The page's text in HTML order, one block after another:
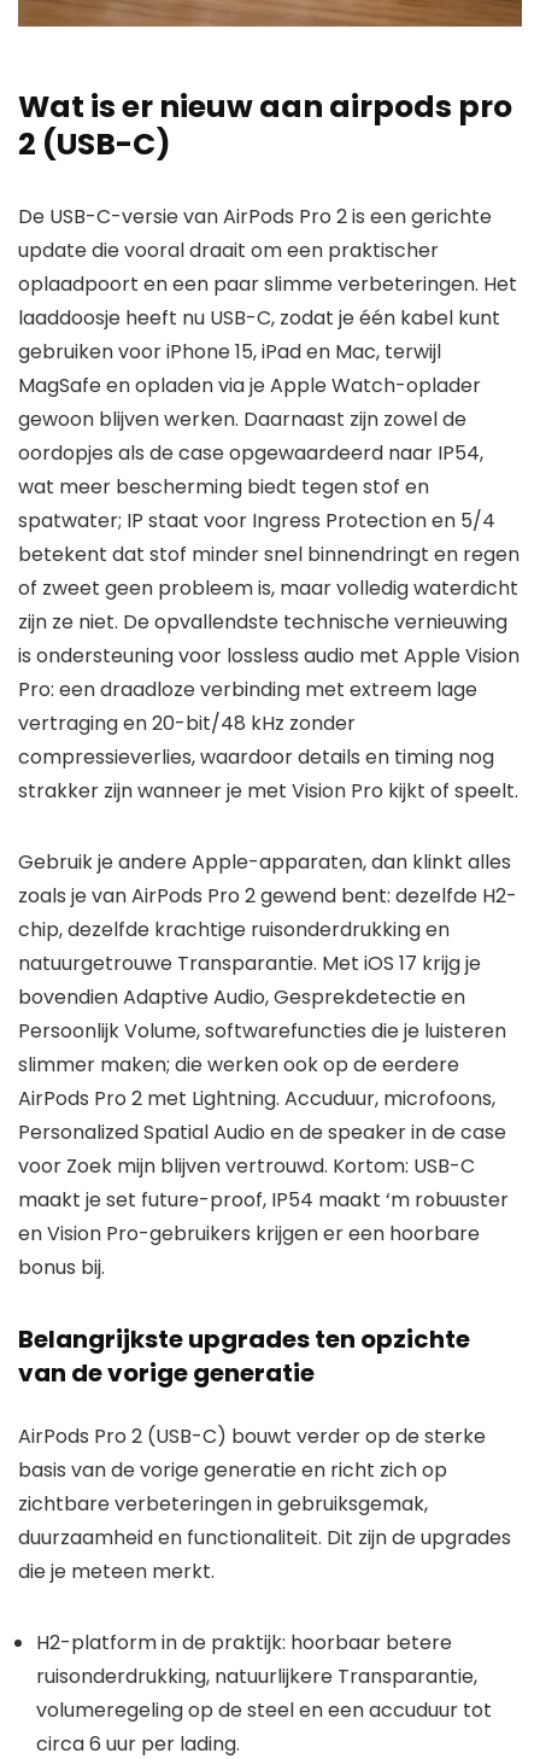
Wat is er nieuw aan airpods pro
2 (USB-C)
De USB-C-versie van AirPods Pro 2 is een gerichte
update die vooral draait om een praktischer
oplaadpoort en een paar slimme verbeteringen. Het
laad­doosje heeft nu USB-C, zodat je één kabel kunt
gebruiken voor iPhone 15, iPad en Mac, terwijl
MagSafe en opladen via je Apple Watch-oplader
gewoon blijven werken. Daarnaast zijn zowel de
oordopjes als de case opgewaardeerd naar IP54,
wat meer bescherming biedt tegen stof en
spatwater; IP staat voor Ingress Protection en 5/4
betekent dat stof minder snel binnendringt en regen
of zweet geen probleem is, maar volledig waterdicht
zijn ze niet. De opvallendste technische vernieuwing
is ondersteuning voor lossless audio met Apple Vision
Pro: een draadloze verbinding met extreem lage
vertraging en 20-bit/48 kHz zonder
compressieverlies, waardoor details en timing nog
strakker zijn wanneer je met Vision Pro kijkt of speelt.
Gebruik je andere Apple-apparaten, dan klinkt alles
zoals je van AirPods Pro 2 gewend bent: dezelfde H2-
chip, dezelfde krachtige ruisonderdrukking en
natuurgetrouwe Transparantie. Met iOS 17 krijg je
bovendien Adaptive Audio, Gesprekdetectie en
Persoonlijk Volume, softwarefuncties die je luisteren
slimmer maken; die werken ook op de eerdere
AirPods Pro 2 met Lightning. Accuduur, microfoons,
Personalized Spatial Audio en de speaker in de case
voor Zoek mijn blijven vertrouwd. Kortom: USB-C
maakt je set future-proof, IP54 maakt ‘m robuuster
en Vision Pro-gebruikers krijgen er een hoorbare
bonus bij.
Belangrijkste upgrades ten opzichte
van de vorige generatie
AirPods Pro 2 (USB-C) bouwt verder op de sterke
basis van de vorige generatie en richt zich op
zichtbare verbeteringen in gebruiksgemak,
duurzaamheid en functionaliteit. Dit zijn de upgrades
die je meteen merkt.
H2-platform in de praktijk: hoorbaar betere
ruisonderdrukking, natuurlijkere Transparantie,
volumeregeling op de steel en een accuduur tot
circa 6 uur per lading.